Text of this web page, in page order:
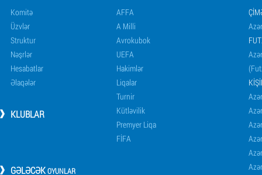
Komitə
Üzvlər
Struktur
Nəşrlər
Hesabatlar
Əlaqələr
KLUBLAR
AFFA
A Milli
Avrokubok
UEFA
Hakimlər
Liqalar
Turnir
Kütləvilik
Premyer Liqa
FİFA
GƏLƏCƏKOYUNLAR